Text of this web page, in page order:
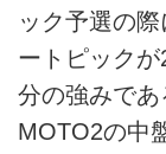
ック予選の
ートピック
分の強みであ
MOTO2の中